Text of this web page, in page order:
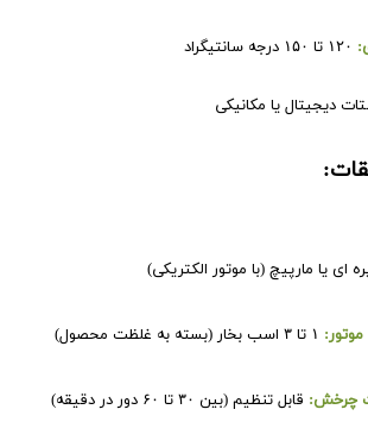
دیجیتال یا مکانیکی
ای یا مارپیچ (با موتور الکتریکی)
چرخش: قابل تنظیم (بین ۳۰ تا ۶۰ دور در دقیقه)